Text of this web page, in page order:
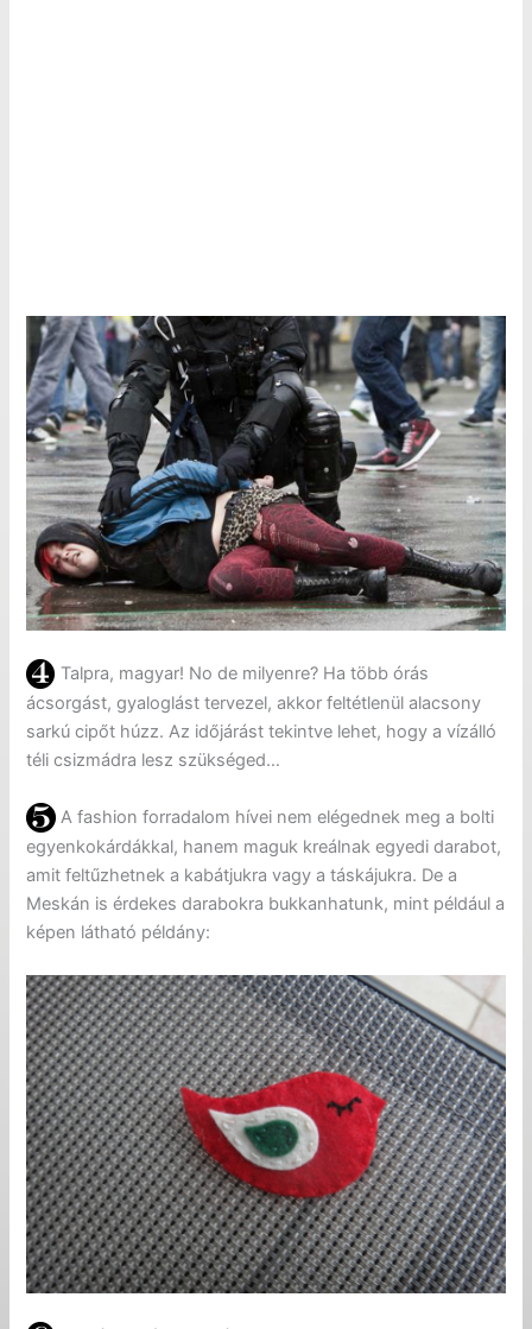
Talpra, magyar! No de milyenre? Ha több órás
ácsorgást, gyaloglást tervezel, akkor feltétlenül alacsony
sarkú cipőt húzz. Az időjárást tekintve lehet, hogy a vízálló
téli csizmádra lesz szükséged…
A fashion forradalom hívei nem elégednek meg a bolti
egyenkokárdákkal, hanem maguk kreálnak egyedi darabot,
amit feltűzhetnek a kabátjukra vagy a táskájukra. De a
Meskán is érdekes darabokra bukkanhatunk, mint például a
képen látható példány: